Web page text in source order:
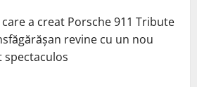
care a creat Porsche 911 Tribute
revine cu un nou
spectaculos